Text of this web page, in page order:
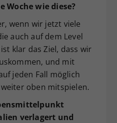
Woche wie diese?
wenn wir jetzt viele
auch auf dem Level
klar das Ziel, dass wir
und mit
jeden Fall möglich
oben mitspielen.
verlagert und